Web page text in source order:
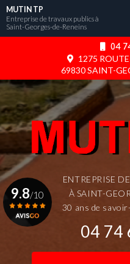
Aller
au
contenu
04
1275
69830 SAINT-
MUTIN TP
Entreprise de travaux publics à
Saint-Georges-de-Reneins
ENTREPRISE
À SAINT-
30 ans de
04 74
9.8/10